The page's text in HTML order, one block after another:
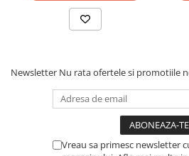
Newsletter Nu rata ofertele si promotiile
Vreau sa primesc newsletter